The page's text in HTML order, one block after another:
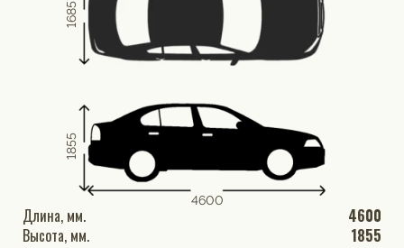
4600
1855
1685
Длина, мм.
4600
Высота, мм.
1855